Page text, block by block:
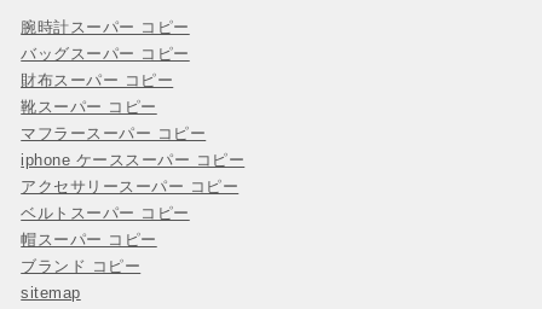
腕時計スーパー コピー
バッグスーパー コピー
財布スーパー コピー
靴スーパー コピー
マフラースーパー コピー
iphone ケーススーパー コピー
アクセサリースーパー コピー
ベルトスーパー コピー
帽スーパー コピー
ブランド コピー
sitemap